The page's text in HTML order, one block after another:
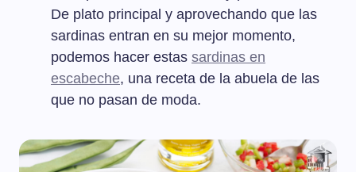
De plato principal y aprovechando que las
sardinas entran en su mejor momento,
podemos hacer estas sardinas en
escabeche, una receta de la abuela de las
que no pasan de moda.